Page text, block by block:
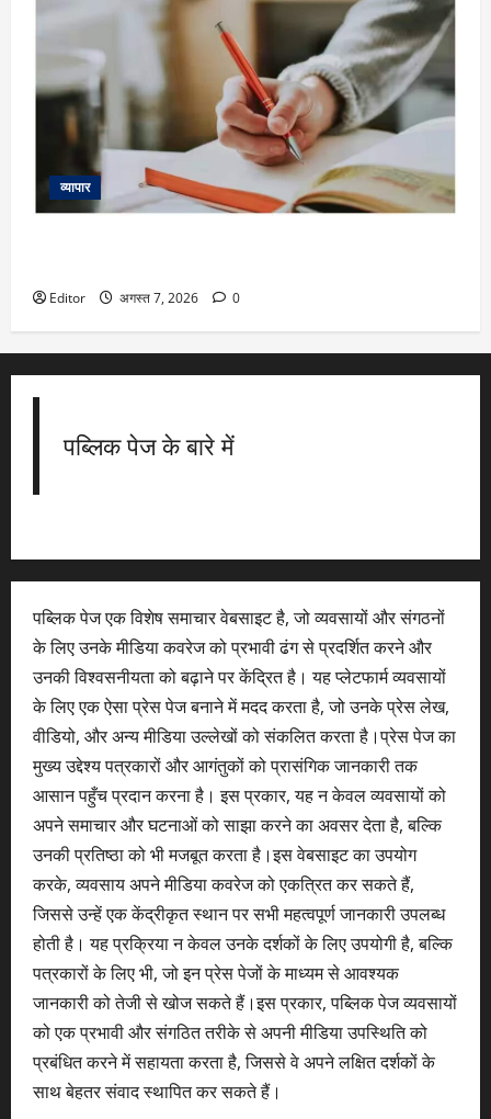
व्यापार
Editor अगस्त 7, 2026 0
पब्लिक पेज के बारे में
पब्लिक पेज एक विशेष समाचार वेबसाइट है, जो व्यवसायों और संगठनों
के लिए उनके मीडिया कवरेज को प्रभावी ढंग से प्रदर्शित करने और
उनकी विश्वसनीयता को बढ़ाने पर केंद्रित है। यह प्लेटफार्म व्यवसायों
के लिए एक ऐसा प्रेस पेज बनाने में मदद करता है, जो उनके प्रेस लेख,
वीडियो, और अन्य मीडिया उल्लेखों को संकलित करता है।प्रेस पेज का
मुख्य उद्देश्य पत्रकारों और आगंतुकों को प्रासंगिक जानकारी तक
आसान पहुँच प्रदान करना है। इस प्रकार, यह न केवल व्यवसायों को
अपने समाचार और घटनाओं को साझा करने का अवसर देता है, बल्कि
उनकी प्रतिष्ठा को भी मजबूत करता है।इस वेबसाइट का उपयोग
करके, व्यवसाय अपने मीडिया कवरेज को एकत्रित कर सकते हैं,
जिससे उन्हें एक केंद्रीकृत स्थान पर सभी महत्वपूर्ण जानकारी उपलब्ध
होती है। यह प्रक्रिया न केवल उनके दर्शकों के लिए उपयोगी है, बल्कि
पत्रकारों के लिए भी, जो इन प्रेस पेजों के माध्यम से आवश्यक
जानकारी को तेजी से खोज सकते हैं।इस प्रकार, पब्लिक पेज व्यवसायों
को एक प्रभावी और संगठित तरीके से अपनी मीडिया उपस्थिति को
प्रबंधित करने में सहायता करता है, जिससे वे अपने लक्षित दर्शकों के
साथ बेहतर संवाद स्थापित कर सकते हैं।